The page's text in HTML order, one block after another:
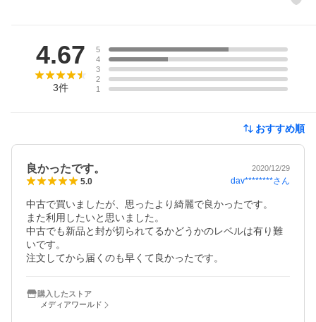
4.67
3件
5
4
3
2
1
おすすめ順
良かったです。 2020/12/29
5.0 dav********さん
中古で買いましたが、思ったより綺麗で良かったです。
また利用したいと思いました。
中古でも新品と封が切られてるかどうかのレベルは有り難
いです。
注文してから届くのも早くて良かったです。
購入したストア
メディアワールド